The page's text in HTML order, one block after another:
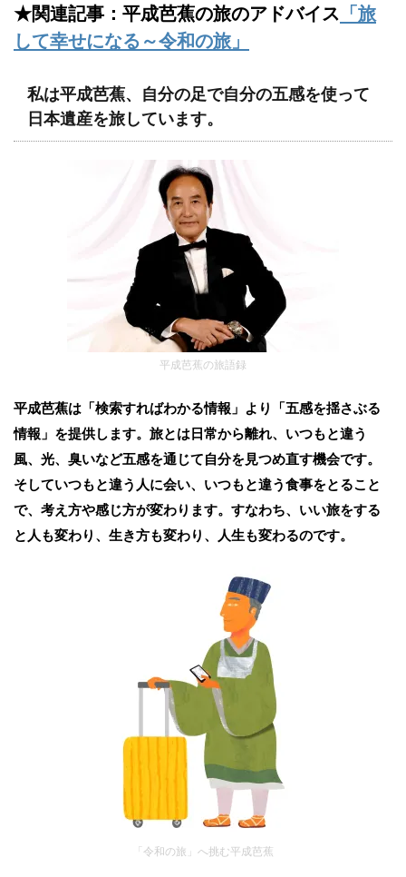
★関連記事：平成芭蕉の旅のアドバイス 「旅
して幸せになる～令和の旅」
私は平成芭蕉、自分の足で自分の五感を使って
日本遺産を旅しています。
平成芭蕉の旅語録
平成芭蕉は「検索すればわかる情報」より「五感を揺さぶる
情報」を提供します。旅とは日常から離れ、いつもと違う
風、光、臭いなど五感を通じて自分を見つめ直す機会です。
そしていつもと違う人に会い、いつもと違う食事をとること
で、考え方や感じ方が変わります。すなわち、いい旅をする
と人も変わり、生き方も変わり、人生も変わるのです。
「令和の旅」へ挑む平成芭蕉